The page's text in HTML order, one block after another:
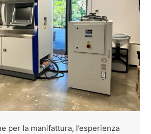
per la manifattura, l’esperienza